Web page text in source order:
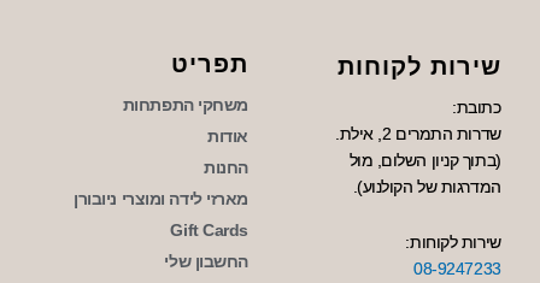
שירות לקוחות
כתובת:
שדרות התמרים 2, אילת.
(בתוך קניון השלום, מול
המדרגות של הקולנוע).
שירות לקוחות:
08-9247233
תפריט
משחקי התפתחות
אודות
החנות
מארזי לידה ומוצרי ניובורן
Gift Cards
החשבון שלי